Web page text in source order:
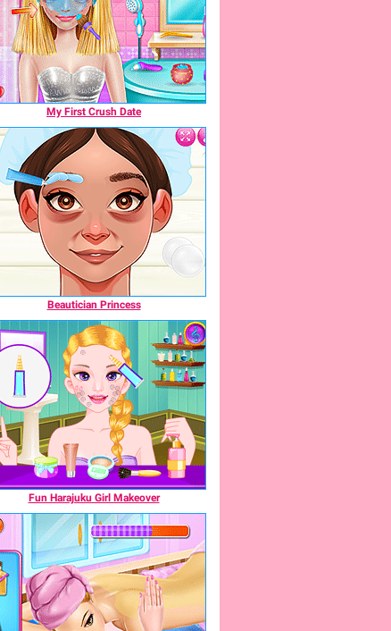
My First Crush Date
Beautician Princess
Fun Harajuku Girl Makeover